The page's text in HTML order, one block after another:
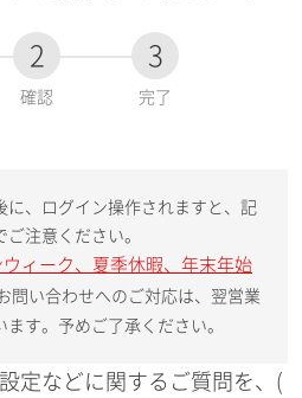
2
確認
3
完了
に、ログイン操作されますと、記
注意ください。
ィーク、夏季休暇、年末年始
問い合わせへのご対応は、翌営業
す。予めご了承ください。
定などに関するご質問を、(